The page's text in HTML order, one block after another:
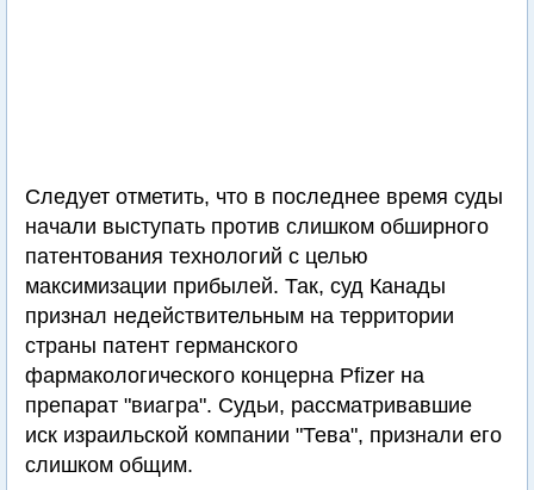
Следует отметить, что в последнее время суды
начали выступать против слишком обширного
патентования технологий с целью
максимизации прибылей. Так, суд Канады
признал недействительным на территории
страны патент германского
фармакологического концерна Pfizer на
препарат "виагра". Судьи, рассматривавшие
иск израильской компании "Тева", признали его
слишком общим.